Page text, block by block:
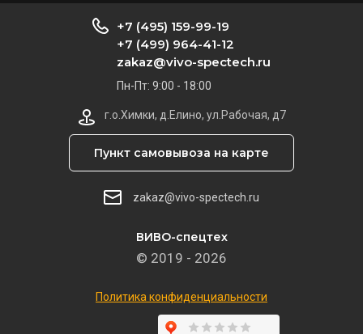
ВИВО-спецтех
© 2019 - 2026
Политика конфиденциальности
+7 (495) 159-99-19
+7 (499) 964-41-12
zakaz@vivo-spectech.ru
Пн-Пт: 9:00 - 18:00
г.о.Химки, д.Елино, ул.Рабочая, д7
Пункт самовывоза на карте
zakaz@vivo-spectech.ru